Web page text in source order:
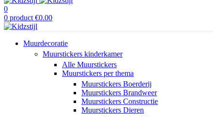
0
0 product €0.00
Muurdecoratie
Muurstickers kinderkamer
Alle Muurstickers
Muurstickers per thema
Muurstickers Boerderij
Muurstickers Brandweer
Muurstickers Constructie
Muurstickers Dieren